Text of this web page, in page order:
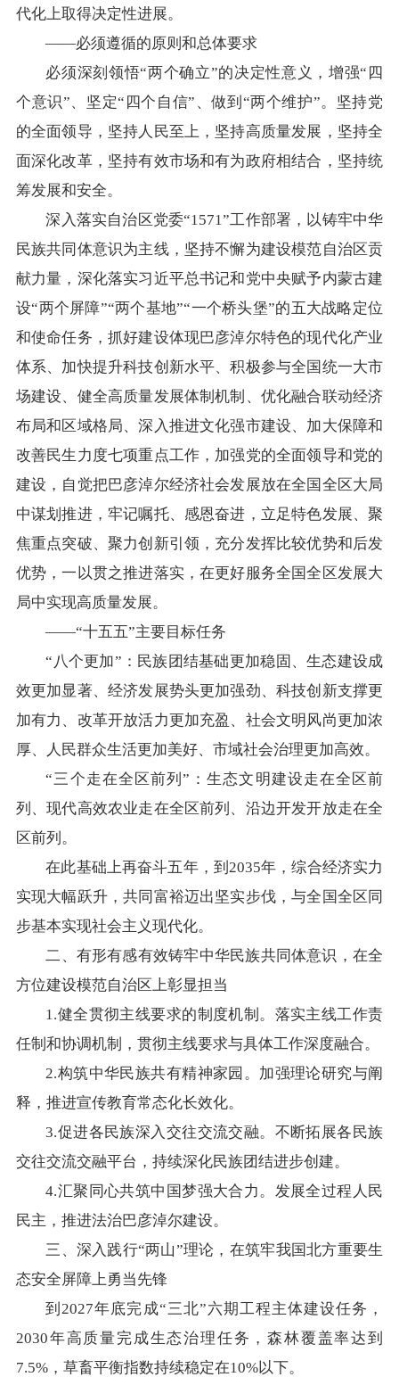
代化上取得决定性进展。
——必须遵循的原则和总体要求
必须深刻领悟“两个确立”的决定性意义，增强“四
个意识”、坚定“四个自信”、做到“两个维护”。坚持党
的全面领导，坚持人民至上，坚持高质量发展，坚持全
面深化改革，坚持有效市场和有为政府相结合，坚持统
筹发展和安全。
深入落实自治区党委“1571”工作部署，以铸牢中华
民族共同体意识为主线，坚持不懈为建设模范自治区贡
献力量，深化落实习近平总书记和党中央赋予内蒙古建
设“两个屏障”“两个基地”“一个桥头堡”的五大战略定位
和使命任务，抓好建设体现巴彦淖尔特色的现代化产业
体系、加快提升科技创新水平、积极参与全国统一大市
场建设、健全高质量发展体制机制、优化融合联动经济
布局和区域格局、深入推进文化强市建设、加大保障和
改善民生力度七项重点工作，加强党的全面领导和党的
建设，自觉把巴彦淖尔经济社会发展放在全国全区大局
中谋划推进，牢记嘱托、感恩奋进，立足特色发展、聚
焦重点突破、聚力创新引领，充分发挥比较优势和后发
优势，一以贯之推进落实，在更好服务全国全区发展大
局中实现高质量发展。
——“十五五”主要目标任务
“八个更加”：民族团结基础更加稳固、生态建设成
效更加显著、经济发展势头更加强劲、科技创新支撑更
加有力、改革开放活力更加充盈、社会文明风尚更加浓
厚、人民群众生活更加美好、市域社会治理更加高效。
“三个走在全区前列”：生态文明建设走在全区前
列、现代高效农业走在全区前列、沿边开发开放走在全
区前列。
在此基础上再奋斗五年，到2035年，综合经济实力
实现大幅跃升，共同富裕迈出坚实步伐，与全国全区同
步基本实现社会主义现代化。
二、有形有感有效铸牢中华民族共同体意识，在全
方位建设模范自治区上彰显担当
1.健全贯彻主线要求的制度机制。落实主线工作责
任制和协调机制，贯彻主线要求与具体工作深度融合。
2.构筑中华民族共有精神家园。加强理论研究与阐
释，推进宣传教育常态化长效化。
3.促进各民族深入交往交流交融。不断拓展各民族
交往交流交融平台，持续深化民族团结进步创建。
4.汇聚同心共筑中国梦强大合力。发展全过程人民
民主，推进法治巴彦淖尔建设。
三、深入践行“两山”理论，在筑牢我国北方重要生
态安全屏障上勇当先锋
到2027年底完成“三北”六期工程主体建设任务，
2030年高质量完成生态治理任务，森林覆盖率达到
7.5%，草畜平衡指数持续稳定在10%以下。